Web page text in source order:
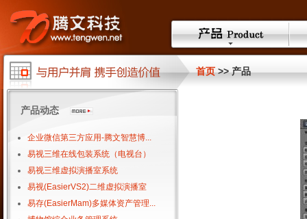
首页>> 产品
产品动态
企业微信第三方应用-腾文智慧博...
易视三维在线包装系统（电视台）
易视三维虚拟演播室系统
易视(EasierVS2)二维虚拟演播室
易存(EasierMam)多媒体资产管理...